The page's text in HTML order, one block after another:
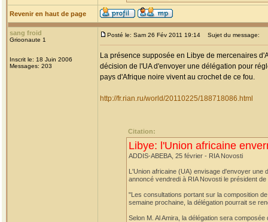
Revenir en haut de page
sang froid
Grioonaute 1
Inscrit le: 18 Juin 2006
Messages: 203
Posté le: Sam 26 Fév 2011 19:14 Sujet du message:
La présence supposée en Libye de mercenaires
décision de l'UA d'envoyer une délégation pour
pays d'Afrique noire vivent au crochet de ce fou.
http://fr.rian.ru/world/20110225/188718086.html
Citation:
Libye: l'Union africaine
ADDIS-ABEBA, 25 février - RIA Novosti
L'Union africaine (UA) envisage d'envoyer une
annoncé vendredi à RIA Novosti le président
"Les consultations portant sur la composition
semaine prochaine, la délégation pourrait se
Selon M. Al Amira, la délégation sera